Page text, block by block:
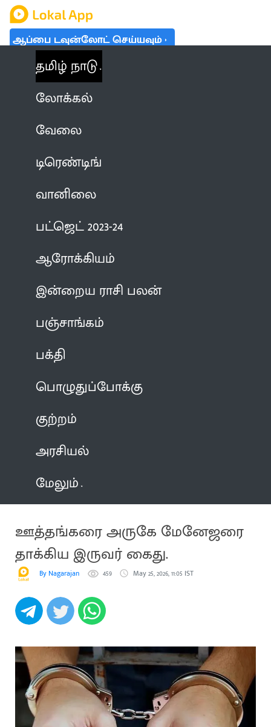
ஆப்பை டவுன்லோட் செய்யவும்
தமிழ் நாடு
லோக்கல்
வேலை
டிரெண்டிங்
வானிலை
பட்ஜெட் 2023-24
ஆரோக்கியம்
இன்றைய ராசி பலன்
பஞ்சாங்கம்
பக்தி
பொழுதுப்போக்கு
குற்றம்
அரசியல்
மேலும்
ஊத்தங்கரை அருகே மேனேஜரை
தாக்கிய இருவர் கைது.
By Nagarajan 459 May 25, 2026, 11:05 IST